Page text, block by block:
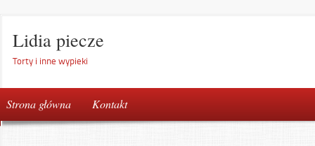
Lidia piecze
Torty i inne wypieki
Strona główna Kontakt